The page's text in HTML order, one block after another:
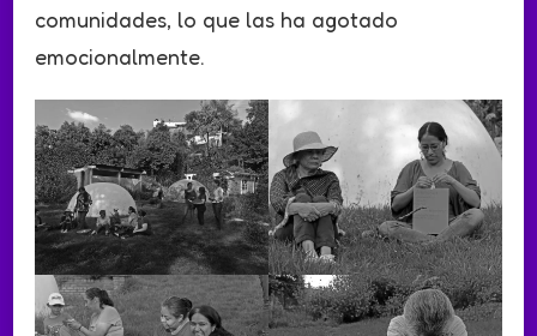
comunidades, lo que las ha agotado
emocionalmente.